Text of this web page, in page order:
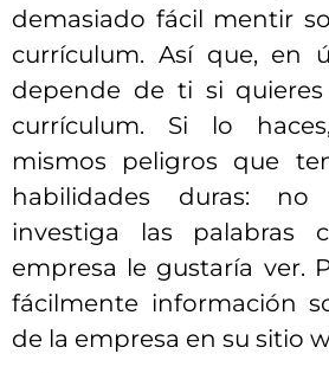
demasiado fácil mentir
currículum. Así que, en
depende de ti si
currículum. Si lo
mismos peligros que
habilidades duras:
investiga las palabras
empresa le gustaría ver.
fácilmente información
de la empresa en su sitio